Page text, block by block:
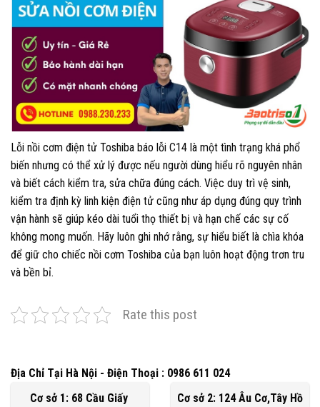
Lỗi nồi cơm điện tử Toshiba báo lỗi C14 là một tình trạng khá phổ
biến nhưng có thể xử lý được nếu người dùng hiểu rõ nguyên nhân
và biết cách kiểm tra, sửa chữa đúng cách. Việc duy trì vệ sinh,
kiểm tra định kỳ linh kiện điện tử cũng như áp dụng đúng quy trình
vận hành sẽ giúp kéo dài tuổi thọ thiết bị và hạn chế các sự cố
không mong muốn. Hãy luôn ghi nhớ rằng, sự hiểu biết là chìa khóa
để giữ cho chiếc nồi cơm Toshiba của bạn luôn hoạt động trơn tru
và bền bỉ.
Rate this post
Địa Chỉ Tại Hà Nội - Điện Thoại : 0986 611 024
Cơ sở 1: 68 Cầu Giấy
Cơ sở 2: 124 Âu Cơ,Tây Hồ